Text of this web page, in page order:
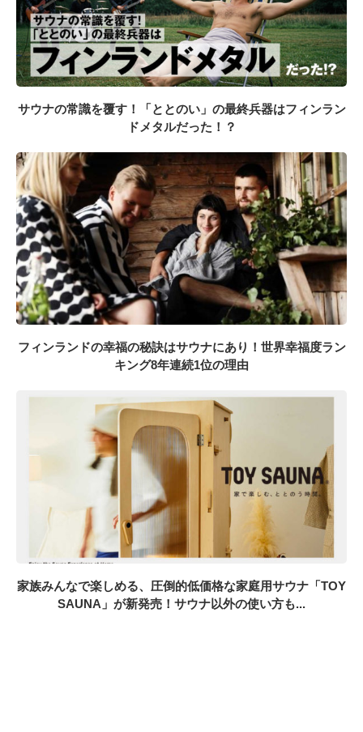
サウナの常識を覆す！「ととのい」の最終兵器はフィンラン
ドメタルだった！？
フィンランドの幸福の秘訣はサウナにあり！世界幸福度ラン
キング8年連続1位の理由
家族みんなで楽しめる、圧倒的低価格な家庭用サウナ「TOY
SAUNA」が新発売！サウナ以外の使い方も...